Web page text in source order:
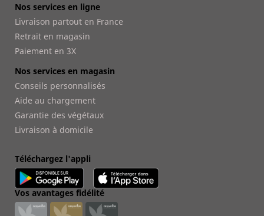
Nos services en ligne
Livraison partout en France
Retrait en magasin
Paiement en 3X
Nos services en magasin
Conseils personnalisés
Aide au chargement
Garantie des végétaux
Livraison à domicile
Téléchargez l'appli
Vos avantages fidélité